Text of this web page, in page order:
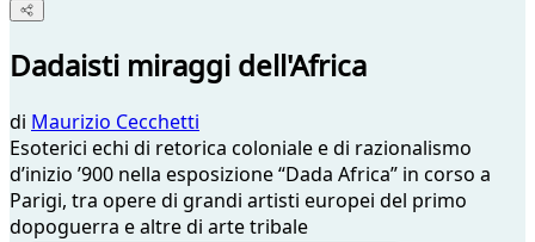
Dadaisti miraggi dell'Africa
di Maurizio Cecchetti
Esoterici echi di retorica coloniale e di razionalismo
d’inizio ’900 nella esposizione “Dada Africa” in corso a
Parigi, tra opere di grandi artisti europei del primo
dopoguerra e altre di arte tribale